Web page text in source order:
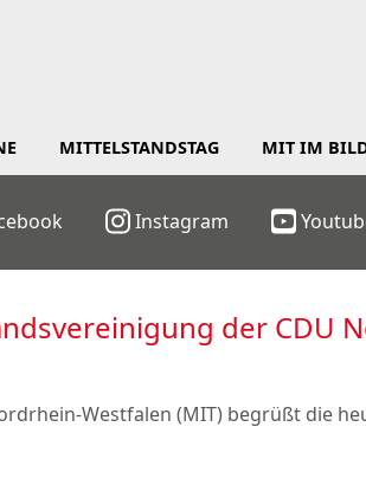
MITTELSTANDSTAG MIT IM
Instagram
der CDU
Westfalen (MIT) begrüßt die